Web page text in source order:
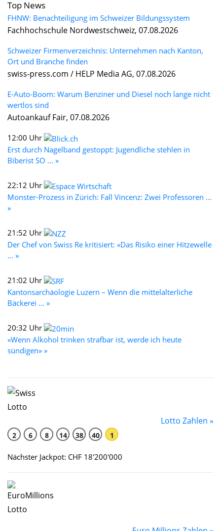
Top News
FHNW: Benachteiligung im Schweizer Bildungssystem
Fachhochschule Nordwestschweiz, 07.08.2026
Schweizer Firmenverzeichnis: Unternehmen nach Kanton,
Ort und Branche finden
swiss-press.com / HELP Media AG, 07.08.2026
E-Auto-Boom: Warum Benziner und Diesel noch lange nicht
wertlos sind
Autoankauf Fair, 07.08.2026
12:00 Uhr
Erst durch Nagelband gestoppt: Jugendliche stehlen in
Biberist SO ... »
22:12 Uhr
Monster-Prozess in Zürich: Fall Vincenz: Zwei Professoren ...
»
21:52 Uhr
Der Chef von Swiss Re kritisiert: «Das Risiko einer Hitzewelle
... »
21:02 Uhr
Kantonsarchäologie Luzern – Wenn die mittelalterliche
Bäckerei ... »
20:32 Uhr
«Wenn Alkohol trinken strafbar ist, werde ich heute
sündigen» »
Lotto Zahlen »
2 6 8 14 38 40 1
Nächster Jackpot: CHF 18'200'000